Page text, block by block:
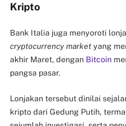
Kripto
Bank Italia juga menyoroti
cryptocurrency market yang
akhir Maret, dengan Bitcoin
pangsa pasar.
Lonjakan tersebut dinilai
kripto dari Gedung Putih,